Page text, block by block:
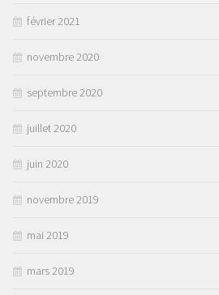
février 2021
novembre 2020
septembre 2020
juillet 2020
juin 2020
novembre 2019
mai 2019
mars 2019